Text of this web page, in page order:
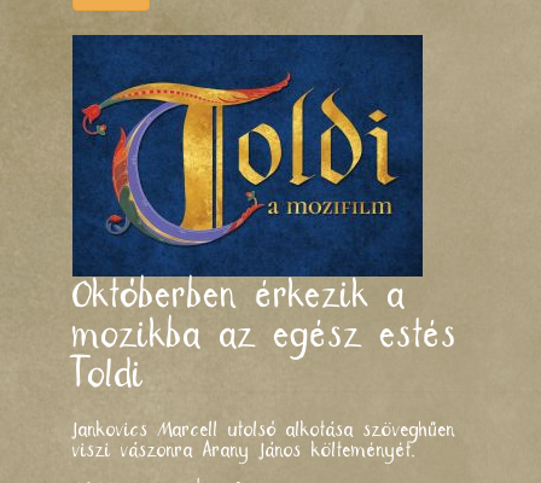
Októberben érkezik a
mozikba az egész estés
Toldi
Jankovics Marcell utolsó alkotása szöveghűen
viszi vászonra Arany János költeményét.